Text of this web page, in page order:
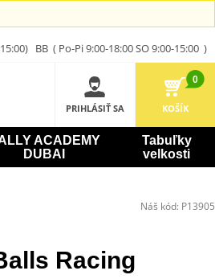
BB ( Po-Pi 9:00-18:00 SO 9:00-15:00 )
PRIHLÁSIŤ SA
0
KOŠÍK
ACADEMY
DUBAI
Tabuľky
velkosti
Racing
Náš kód: P13905